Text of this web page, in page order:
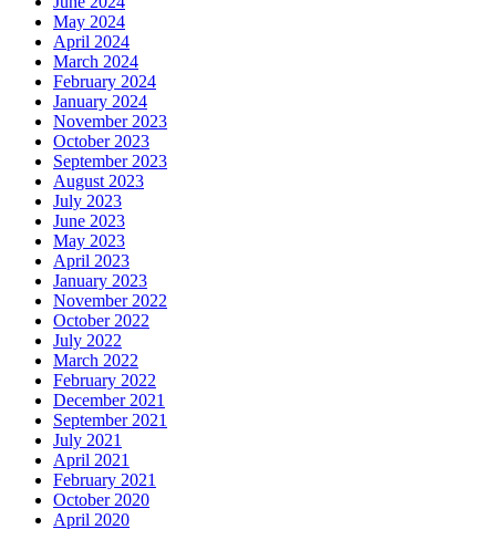
May 2024
April 2024
March 2024
February 2024
January 2024
November 2023
October 2023
September 2023
August 2023
July 2023
June 2023
May 2023
April 2023
January 2023
November 2022
October 2022
July 2022
March 2022
February 2022
December 2021
September 2021
July 2021
April 2021
February 2021
October 2020
April 2020